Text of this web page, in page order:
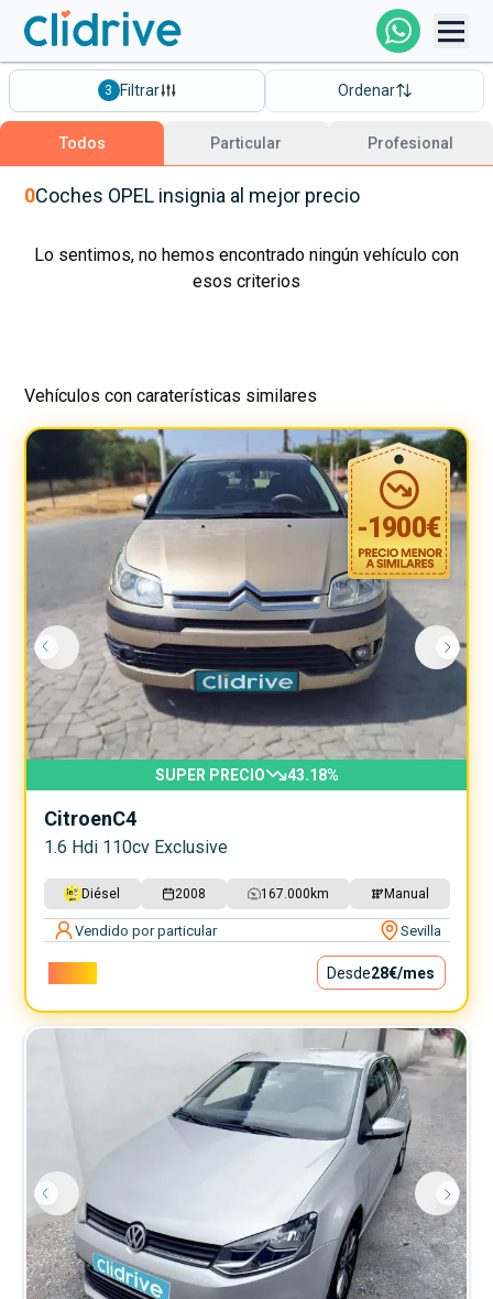
Comprar Coche
Todos Los Coches
Profesional
Particular
Clidrive
3 Filtrar Ordenar
Todos Particular Profesional
0Coches OPEL insignia al mejor precio
Lo sentimos, no hemos encontrado ningún vehículo con
esos criterios
Vehículos con caraterísticas similares
-1900€
SUPER PRECIO 43.18%
CitroenC4
1.6 Hdi 110cv Exclusive
Diésel 2008 167.000 km Manual
Vendido por particular Sevilla
Desde28€/mes